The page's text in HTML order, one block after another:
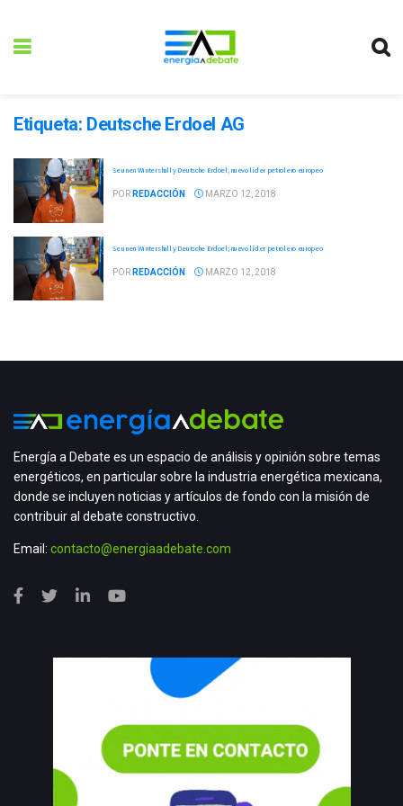
Etiqueta: Deutsche Erdoel AG
Se unen Wintershall y Deutsche Erdoel; nuevo líder petrolero europeo
POR REDACCIÓN MARZO 12, 2018
Se unen Wintershall y Deutsche Erdoel; nuevo líder petrolero europeo
POR REDACCIÓN MARZO 12, 2018
Energía a Debate es un espacio de análisis y opinión sobre temas
energéticos, en particular sobre la industria energética mexicana,
donde se incluyen noticias y artículos de fondo con la misión de
contribuir al debate constructivo.
Email: contacto@energiaadebate.com